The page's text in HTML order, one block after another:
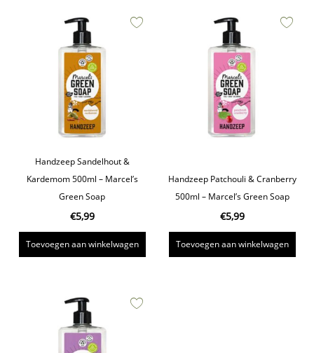
Handzeep Sandelhout &
Kardemom 500ml – Marcel’s
Green Soap
€5,99
Toevoegen aan winkelwagen
Handzeep Patchouli & Cranberry
500ml – Marcel’s Green Soap
€5,99
Toevoegen aan winkelwagen